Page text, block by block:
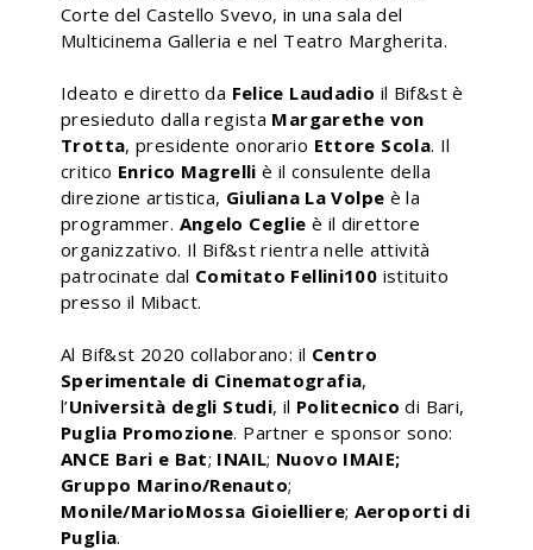
Corte del Castello Svevo, in una sala del
Multicinema Galleria e nel Teatro Margherita.
Ideato e diretto da Felice Laudadio il Bif&st è
presieduto dalla regista Margarethe von
Trotta, presidente onorario Ettore Scola. Il
critico Enrico Magrelli è il consulente della
direzione artistica, Giuliana La Volpe è la
programmer. Angelo Ceglie è il direttore
organizzativo. Il Bif&st rientra nelle attività
patrocinate dal Comitato Fellini100 istituito
presso il Mibact.
Al Bif&st 2020 collaborano: il Centro
Sperimentale di Cinematografia,
l’Università degli Studi, il Politecnico di Bari,
Puglia Promozione. Partner e sponsor sono:
ANCE Bari e Bat; INAIL; Nuovo IMAIE;
Gruppo Marino/Renauto;
Monile/MarioMossa Gioielliere; Aeroporti di
Puglia.